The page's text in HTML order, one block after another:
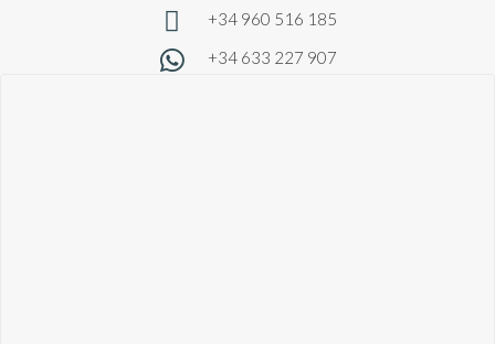
+34 960 516 185
+34 633 227 907